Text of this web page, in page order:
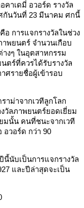
คาเดมี่ อวอร์ด รางวัล
กันวันที่ 23 มีนาคม ศกนี้
การแจกรางวัลในช่วง
พยนตร์ จำนวนเกือบ
งๆ ในอุตสาหกรรม
ตร์ที่ควรได้รับรางวัล
ศรายชื่อผู้เข้ารอบ
าม่าจากเวทีลูกโลก
วัลภาพยนตร์ยอดเยี่ยม
มนั้น คนที่ชนะจากเวที
อวอร์ด กว่า 90
นี้นับเป็นการแจกรางวัล
และปีล่าสุดจะเป็น